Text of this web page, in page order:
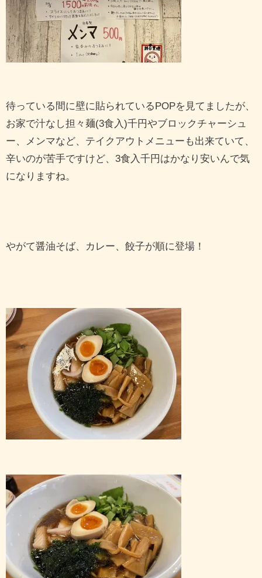
待っている間に壁に貼られているPOPを見てましたが、
お家で汁なし担々麺(3食入)千円やブロックチャーシュ
ー、メンマなど、テイクアウトメニューも出来ていて、
辛いのが苦手ですけど、3食入千円はかなり安いんで気
になりますね。
やがて醤油そば、カレー、餃子が順に登場！